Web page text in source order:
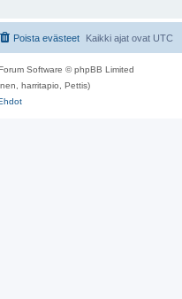
Kaikki ajat ovat UTC
Poista evästeet
Software © phpBB Limited
harritapio, Pettis)